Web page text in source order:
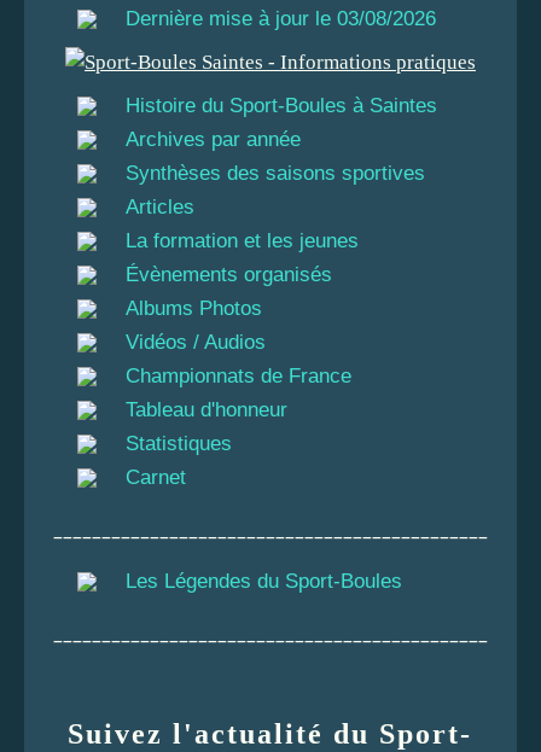
Dernière mise à jour le 03/08/2026
Histoire du Sport-Boules à Saintes
Archives par année
Synthèses des saisons sportives
Articles
La formation et les jeunes
Évènements organisés
Albums Photos
Vidéos / Audios
Championnats de France
Tableau d'honneur
Statistiques
Carnet
Les Légendes du Sport-Boules
Suivez l'actualité du Sport-